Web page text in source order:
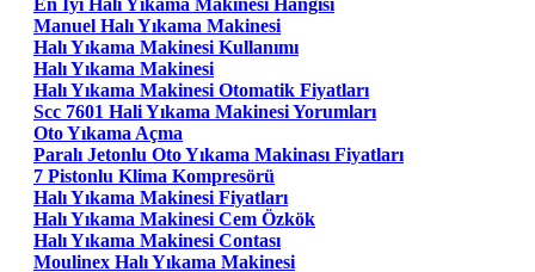
Manuel Halı Yıkama Makinesi
Halı Yıkama Makinesi Kullanımı
Halı Yıkama Makinesi
Halı Yıkama Makinesi Otomatik Fiyatları
Scc 7601 Hali Yıkama Makinesi Yorumları
Oto Yıkama Açma
Paralı Jetonlu Oto Yıkama Makinası Fiyatları
7 Pistonlu Klima Kompresörü
Halı Yıkama Makinesi Fiyatları
Halı Yıkama Makinesi Cem Özkök
Halı Yıkama Makinesi Contası
Moulinex Halı Yıkama Makinesi